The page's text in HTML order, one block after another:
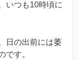
いつも10時頃に
日の出前には萎
です。